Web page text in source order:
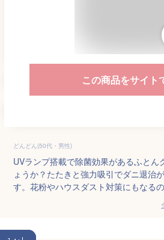
この商品をサイト
どんどん(50代・男性)
UVランプ搭載で除菌効果があるふとん
ょうか？たたきと強力吸引でダニ退治
す。花粉やハウスダスト対策にもなる